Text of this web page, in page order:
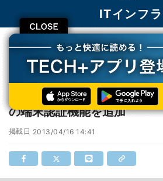
CLOSE
ITインフラ
TECH+ 企業IT
ITインフラ
SBT、オンラインサービスゲートに管理者側の端
SBT、オンラインサービス
の端末認証機能を追加
掲載日 2013/04/16 14:41